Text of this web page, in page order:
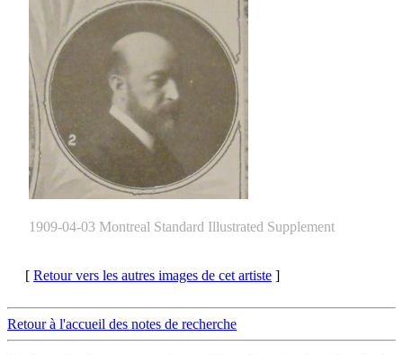
1909-04-03 Montreal Standard Illustrated Supplement
[ Retour vers les autres images de cet artiste ]
Retour à l'accueil des notes de recherche